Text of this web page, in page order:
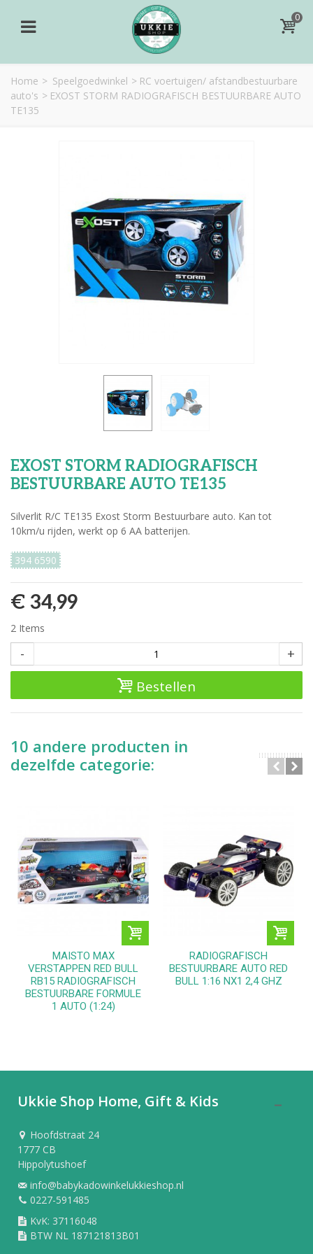
0
Home > Speelgoedwinkel > RC voertuigen/ afstandbestuurbare
auto's > EXOST STORM RADIOGRAFISCH BESTUURBARE AUTO
TE135
EXOST STORM RADIOGRAFISCH
BESTUURBARE AUTO TE135
Silverlit R/C TE135 Exost Storm Bestuurbare auto. Kan tot
10km/u rijden, werkt op 6 AA batterijen.
394 6590
€ 34,99
2 Items
- +
Bestellen
10 andere producten in
dezelfde categorie:
MAISTO MAX
VERSTAPPEN RED BULL
RB15 RADIOGRAFISCH
BESTUURBARE FORMULE
1 AUTO (1:24)
RADIOGRAFISCH
BESTUURBARE AUTO RED
BULL 1:16 NX1 2,4 GHZ
Ukkie Shop Home, Gift & Kids
Hoofdstraat 24
1777 CB
Hippolytushoef
info@babykadowinkelukkieshop.nl
0227-591485
KvK: 37116048
BTW NL 187121813B01